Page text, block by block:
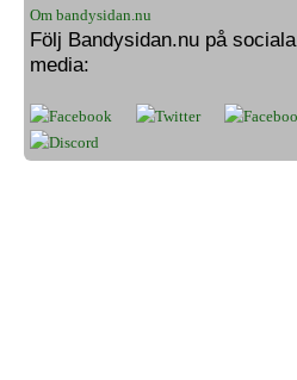
Om bandysidan.nu
Följ Bandysidan.nu på sociala
media: